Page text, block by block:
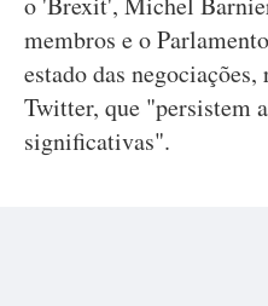
membros e o
estado das
Twitter, que "persistem
significativas".